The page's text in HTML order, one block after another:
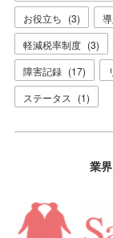
お役立ち (3)
軽減税率制度 (3)
障害記録 (17)
ステータス
(1)
業